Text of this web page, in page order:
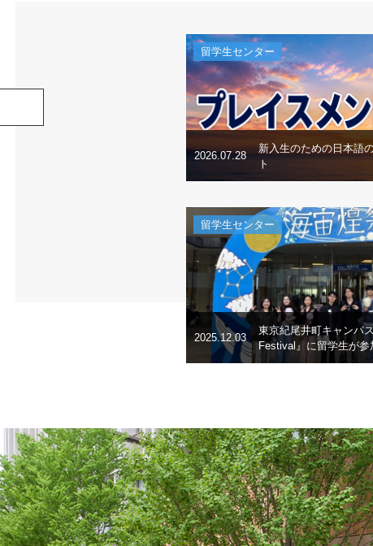
留学生センター
2026.07.28
新入生のための日本語
ト
留学生センター
2025.12.03
東京紀尾井町キャンパ
Festival』に留学生が参